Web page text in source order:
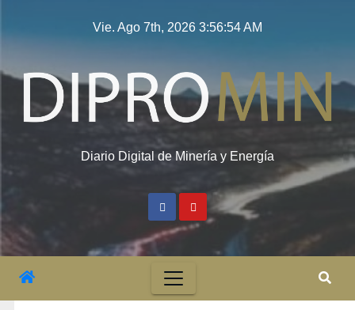
Vie. Ago 7th, 2026 3:56:55 AM
Diario Digital de Minería y Energía